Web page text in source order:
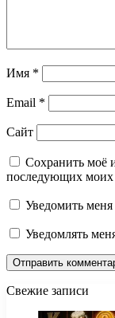
Имя *
Email *
Сайт
Сохранить моё
последующих моих
Уведомить
Уведомлять
Свежие записи